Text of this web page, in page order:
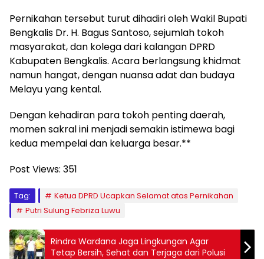
Pernikahan tersebut turut dihadiri oleh Wakil Bupati
Bengkalis Dr. H. Bagus Santoso, sejumlah tokoh
masyarakat, dan kolega dari kalangan DPRD
Kabupaten Bengkalis. Acara berlangsung khidmat
namun hangat, dengan nuansa adat dan budaya
Melayu yang kental.
Dengan kehadiran para tokoh penting daerah,
momen sakral ini menjadi semakin istimewa bagi
kedua mempelai dan keluarga besar.**
Post Views: 351
Tag:
Ketua DPRD Ucapkan Selamat atas Pernikahan
Putri Sulung Febriza Luwu
Rindra Wardana Jaga Lingkungan Agar
Tetap Bersih, Sehat dan Terjaga dari Polusi